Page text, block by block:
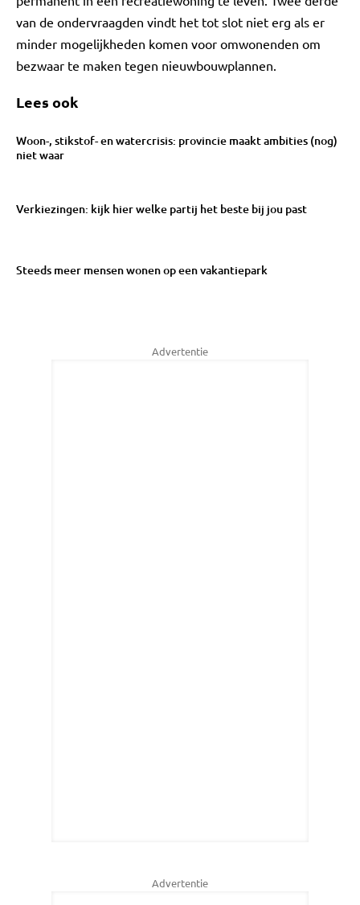
van de ondervraagden vindt het tot slot niet erg als er
minder mogelijkheden komen voor omwonenden om
bezwaar te maken tegen nieuwbouwplannen.
Lees ook
Woon-, stikstof- en watercrisis: provincie maakt ambities (nog)
niet waar
Verkiezingen: kijk hier welke partij het beste bij jou past
Steeds meer mensen wonen op een vakantiepark
Advertentie
Advertentie